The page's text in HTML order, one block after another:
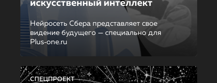
искусственный интеллект
Нейросеть Сбера представляет свое
видение будущего — специально для
Plus‑one.ru
СПЕЦПРОЕКТ